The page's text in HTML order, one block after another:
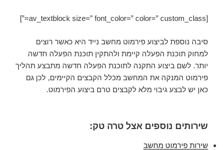
[av_textblock size=” font_color=” color=” custom_class=”]
סיבה נוספת לביצוע פירמוט מחשב נייד היא כאשר רוצים
למחוק תוכנת הפעלה קיימת ולהתקין תוכנת הפעלה חדשה
יותר. לשם ביצוע התקנה לתוכנת הפעלה חדשה מתבצע תהליך
פירמוט המנקה את המחשב מכלל הקבצים הקיימים, לכן גם
כאן יש לבצע גיבוי מלא לקבצים טרם ביצוע הפירמוט.
שירותים נוספים אצל טרה טק:
שירות פירמוט מחשב